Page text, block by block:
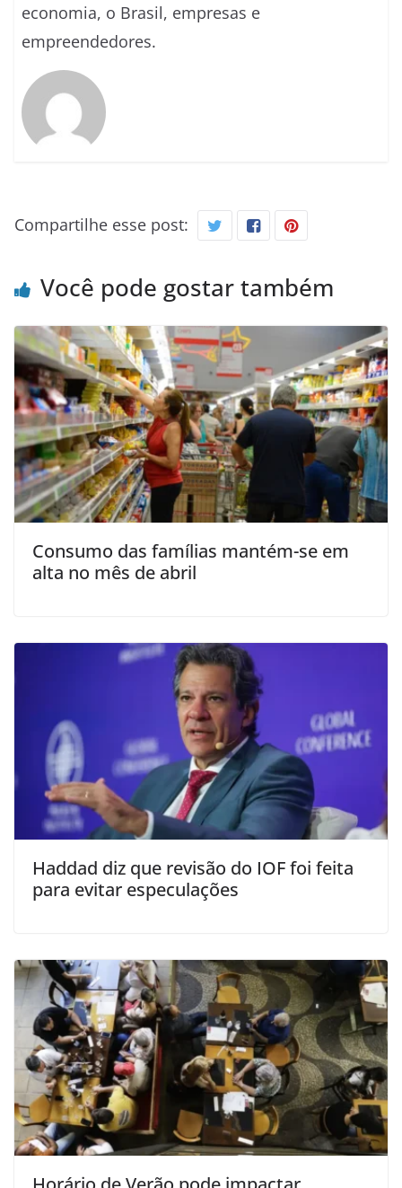
economia, o Brasil, empresas e
empreendedores.
Compartilhe esse post:
Você pode gostar também
Consumo das famílias mantém-se em
alta no mês de abril
Haddad diz que revisão do IOF foi feita
para evitar especulações